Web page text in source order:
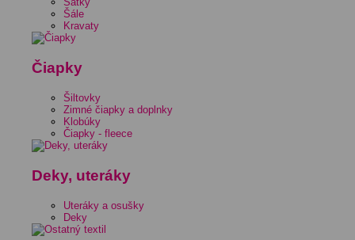
Šále
Kravaty
Čiapky
Šiltovky
Zimné čiapky a doplnky
Klobúky
Čiapky - fleece
Deky, uteráky
Uteráky a osušky
Deky